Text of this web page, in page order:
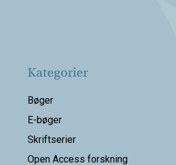
Kategorier
Bøger
E-bøger
Skriftserier
Open Access forskning